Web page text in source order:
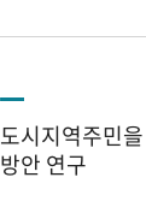
도시지역주민
방안 연구